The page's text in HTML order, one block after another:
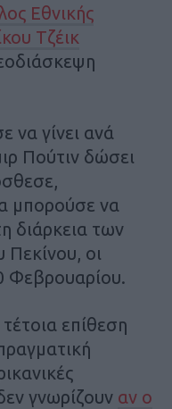
Εθνικής
Τζέικ
να γίνει ανά
Πούτιν δώσει
μπορούσε να
διάρκεια των
οι
Φεβρουαρίου.
επίθεση
γνωρίζουν αν ο